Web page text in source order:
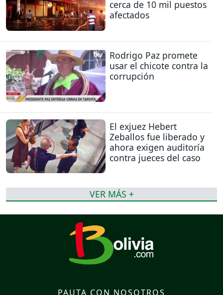
cerca de 10 mil puestos
afectados
Rodrigo Paz promete
usar el chicote contra la
corrupción
El exjuez Hebert
Zeballos fue liberado y
ahora exigen auditoría
contra jueces del caso
VER MÁS +
PAUTA CON NOSOTROS